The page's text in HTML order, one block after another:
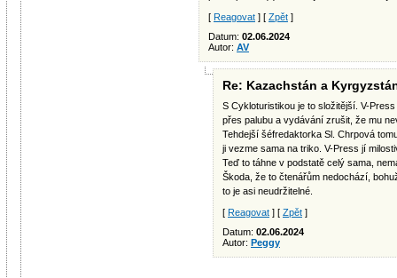
[ Reagovat ] [ Zpět ]
Datum: 02.06.2024
Autor: AV
Re: Kazachstán a
S Cykloturistikou je to složitější. V-
přes palubu a vydávání zrušit, že mu
Tehdejší šéfredaktorka Sl. Chrpová
ji vezme sama na triko. V-Press jí
Teď to táhne v podstatě celý sama,
Škoda, že to čtenářům nedochází,
to je asi neudržitelné.
[ Reagovat ] [ Zpět ]
Datum: 02.06.2024
Autor: Peggy